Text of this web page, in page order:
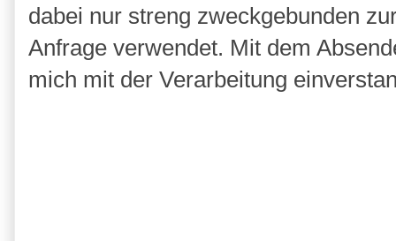
dabei nur streng zweckgebunden
Anfrage verwendet. Mit dem
mich mit der Verarbeitung